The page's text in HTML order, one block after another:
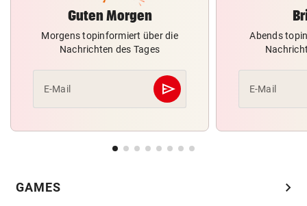
Guten Morgen
Morgens topinformiert über die
Nachrichten des Tages
E-Mail send
Abschicken
Abends
E-Mail
GAMES chevron_right